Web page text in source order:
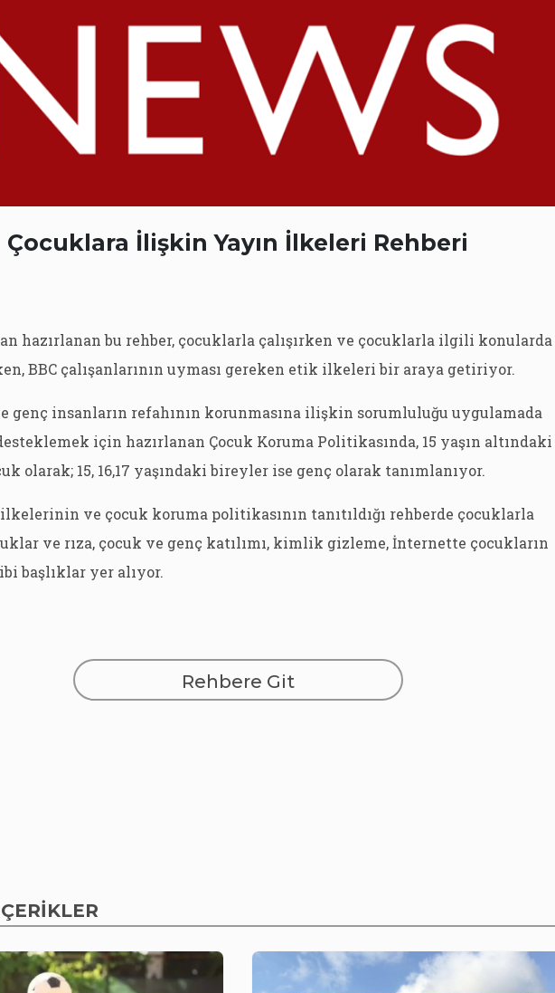
Çocuklara İlişkin Yayın İlkeleri Rehberi
hazırlanan bu rehber, çocuklarla çalışırken ve çocuklarla ilgili konularda
BBC çalışanlarının uyması gereken etik ilkeleri bir araya getiriyor.
genç insanların refahının korunmasına ilişkin sorumluluğu uygulamada
için hazırlanan Çocuk Koruma Politikasında, 15 yaşın altındaki
olarak; 15, 16,17 yaşındaki bireyler ise genç olarak tanımlanıyor.
ve çocuk koruma politikasının tanıtıldığı rehberde çocuklarla
ve rıza, çocuk ve genç katılımı, kimlik gizleme, İnternette çocukların
başlıklar yer alıyor.
Rehbere Git